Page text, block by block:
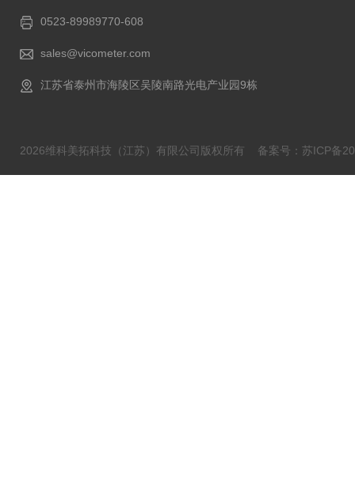
0523-89989770-608
sales@vicometer.com
江苏省泰州市海陵区吴陵南路光电产业园9栋
2026维科美拓科技（江苏）有限公司版权所有 备案号：苏ICP备